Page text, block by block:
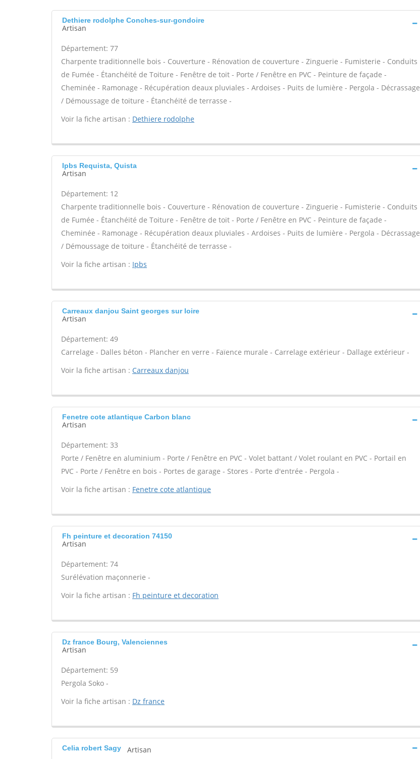
Dethiere rodolphe Conches-sur-gondoire
Artisan
Département: 77
Charpente traditionnelle bois - Couverture - Rénovation de couverture - Zinguerie - Fumisterie - Conduits
de Fumée - Étanchéité de Toiture - Fenêtre de toit - Porte / Fenêtre en PVC - Peinture de façade -
Cheminée - Ramonage - Récupération deaux pluviales - Ardoises - Puits de lumière - Pergola - Décrassage
/ Démoussage de toiture - Étanchéité de terrasse -
Voir la fiche artisan : Dethiere rodolphe
Ipbs Requista, Quista
Artisan
Département: 12
Charpente traditionnelle bois - Couverture - Rénovation de couverture - Zinguerie - Fumisterie - Conduits
de Fumée - Étanchéité de Toiture - Fenêtre de toit - Porte / Fenêtre en PVC - Peinture de façade -
Cheminée - Ramonage - Récupération deaux pluviales - Ardoises - Puits de lumière - Pergola - Décrassage
/ Démoussage de toiture - Étanchéité de terrasse -
Voir la fiche artisan : Ipbs
Carreaux danjou Saint georges sur loire
Artisan
Département: 49
Carrelage - Dalles béton - Plancher en verre - Faïence murale - Carrelage extérieur - Dallage extérieur -
Voir la fiche artisan : Carreaux danjou
Fenetre cote atlantique Carbon blanc
Artisan
Département: 33
Porte / Fenêtre en aluminium - Porte / Fenêtre en PVC - Volet battant / Volet roulant en PVC - Portail en
PVC - Porte / Fenêtre en bois - Portes de garage - Stores - Porte d'entrée - Pergola -
Voir la fiche artisan : Fenetre cote atlantique
Fh peinture et decoration 74150
Artisan
Département: 74
Surélévation maçonnerie -
Voir la fiche artisan : Fh peinture et decoration
Dz france Bourg, Valenciennes
Artisan
Département: 59
Pergola Soko -
Voir la fiche artisan : Dz france
Celia robert Sagy Artisan